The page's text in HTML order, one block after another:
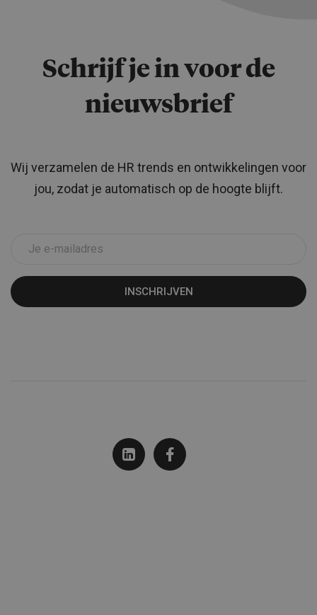
Schrijf je in voor de
nieuwsbrief
Wij verzamelen de HR trends en ontwikkelingen voor
jou, zodat je automatisch op de hoogte blijft.